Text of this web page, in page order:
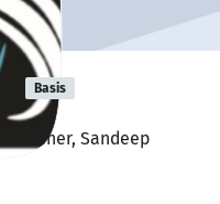
Basis
owner, Sandeep